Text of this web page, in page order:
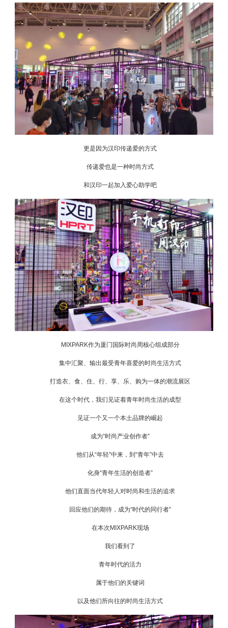
更是因为汉印传递爱的方式
传递爱也是一种时尚方式
和汉印一起加入爱心助学吧
MIXPARK作为厦门国际时尚周核心组成部分
集中汇聚、输出最受青年喜爱的时尚生活方式
打造衣、食、住、行、享、乐、购为一体的潮流展区
在这个时代，我们见证着青年时尚生活的成型
见证一个又一个本土品牌的崛起
成为“时尚产业创作者”
他们从“年轻”中来，到“青年”中去
化身“青年生活的创造者”
他们直面当代年轻人对时尚和生活的追求
回应他们的期待，成为“时代的同行者”
在本次MIXPARK现场
我们看到了
青年时代的活力
属于他们的关键词
以及他们所向往的时尚生活方式